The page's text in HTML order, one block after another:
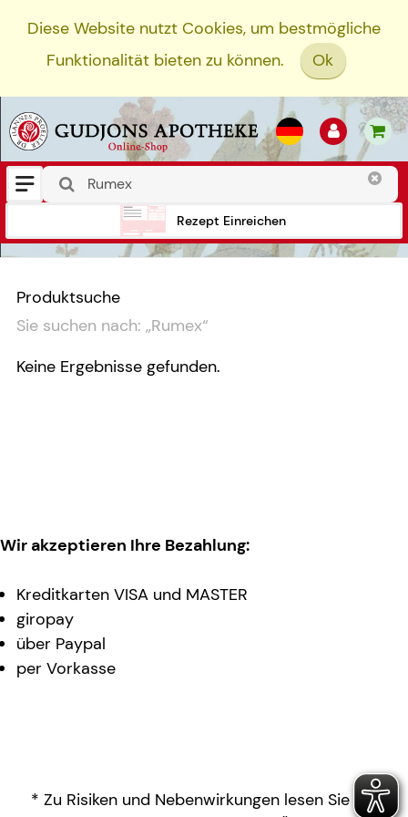
Diese Website nutzt Cookies, um bestmögliche
Funktionalität bieten zu können.
Ok
Rezept Einreichen
Produktsuche
Sie suchen nach: „Rumex“
Keine Ergebnisse gefunden.
Wir akzeptieren Ihre Bezahlung:
Kreditkarten VISA und MASTER
giropay
über Paypal
per Vorkasse
* Zu Risiken und Nebenwirkungen lesen Sie die